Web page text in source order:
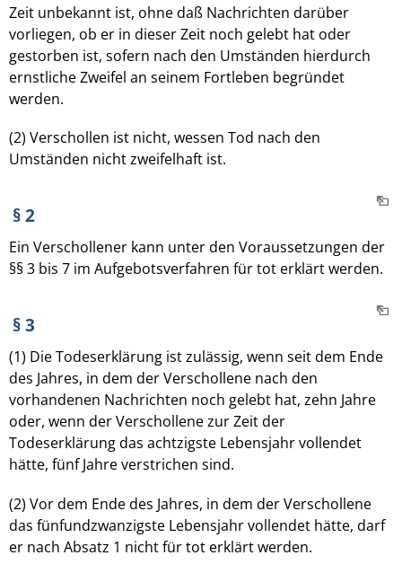
Zeit unbekannt ist, ohne daß Nachrichten darüber
vorliegen, ob er in dieser Zeit noch gelebt hat oder
gestorben ist, sofern nach den Umständen hierdurch
ernstliche Zweifel an seinem Fortleben begründet
werden.
(2) Verschollen ist nicht, wessen Tod nach den
Umständen nicht zweifelhaft ist.
§ 2
Ein Verschollener kann unter den Voraussetzungen der
§§ 3 bis 7 im Aufgebotsverfahren für tot erklärt werden.
§ 3
(1) Die Todeserklärung ist zulässig, wenn seit dem Ende
des Jahres, in dem der Verschollene nach den
vorhandenen Nachrichten noch gelebt hat, zehn Jahre
oder, wenn der Verschollene zur Zeit der
Todeserklärung das achtzigste Lebensjahr vollendet
hätte, fünf Jahre verstrichen sind.
(2) Vor dem Ende des Jahres, in dem der Verschollene
das fünfundzwanzigste Lebensjahr vollendet hätte, darf
er nach Absatz 1 nicht für tot erklärt werden.